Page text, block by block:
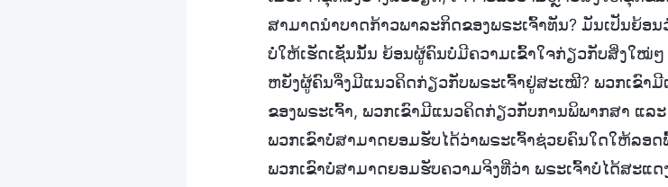
ສາມາດນຳບາດກ້າວພາລະກິດຂອງພຣະເຈົ້າທັນ? ມັນເປັນຍ້ອ
ບໍ່ໃຫ້ເຮັດເຊັ່ນນັ້ນ ຍ້ອນຜູ້ຄົນບໍ່ມີຄວາມເຂົ້າໃຈກ່ຽວກັບສິ່ງໃໝ່
ຫຍັງຜູ້ຄົນຈຶ່ງມີແນວຄິດກ່ຽວກັບພຣະເຈົ້າຢູ່ສະເໝີ? ພວກເຂົາ
ຂອງພຣະເຈົ້າ, ພວກເຂົາມີແນວຄິດກ່ຽວກັບການພິພາກສາ ແລ
ພວກເຂົາບໍ່ສາມາດຍອມຮັບໄດ້ວ່າພຣະເຈົ້າຊ່ວຍຄົນໃດໃຫ້ລອ
ພວກເຂົາບໍ່ສາມາດຍອມຮັບຄວາມຈິງທີ່ວ່າ ພຣະເຈົ້າບໍ່ໄດ້ສະແ